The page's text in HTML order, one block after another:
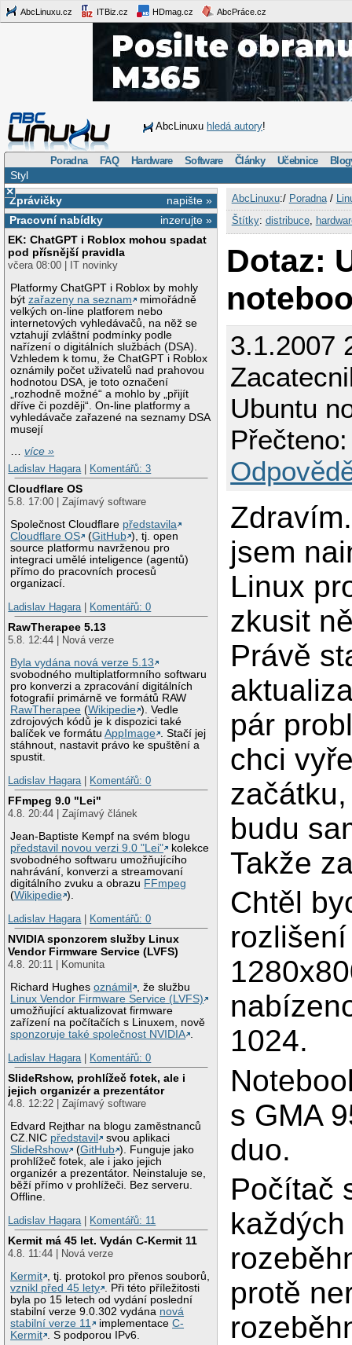
AbcLinuxu.cz ITBiz.cz HDmag.cz AbcPráce.cz
AbcLinuxu hledá autory!
Poradna FAQ Hardware Software Články Učebnice
Styl
×
napište »
Zprávičky
inzerujte »
Pracovní nabídky
EK: ChatGPT i Roblox mohou spadat
pod přísnější pravidla
včera 08:00 | IT novinky
Platformy ChatGPT i Roblox by mohly
býtzařazeny na seznam
mimořádně
velkých on-line platforem nebo
internetových vyhledávačů, na něž se
vztahují zvláštní podmínky podle
nařízení o digitálních službách (DSA).
Vzhledem k tomu, že ChatGPT i Roblox
oznámily počet uživatelů nad prahovou
hodnotou DSA, je toto označení
„rozhodně možné“ a mohlo by „přijít
dříve či později“. On-line platformy a
vyhledávače zařazené na seznamy DSA
musejí
…více »
Ladislav Hagara
Komentářů: 3
Cloudflare OS
5.8. 17:00 | Zajímavý software
Společnost Cloudflare představila
Cloudflare OS
(GitHub ), tj. open
source platformu navrženou pro
integraci umělé inteligence (agentů)
přímo do pracovních procesů
organizací.
Ladislav Hagara
Komentářů: 0
RawTherapee 5.13
5.8. 12:44 | Nová verze
Byla vydána nová verze 5.13
svobodného multiplatformního softwaru
pro konverzi a zpracování digitálních
fotografií primárně ve formátů RAW
RawTherapee (Wikipedie ). Vedle
zdrojových kódů je k dispozici také
balíček ve formátuAppImage . Stačí jej
stáhnout, nastavit právo ke spuštění a
spustit.
Ladislav Hagara
Komentářů: 0
FFmpeg 9.0 "Lei"
4.8. 20:44 | Zajímavý článek
Jean-Baptiste Kempf na svém blogu
představil novou verzi 9.0 "Lei"
kolekce
svobodného softwaru umožňujícího
nahrávání, konverzi a streamovaní
digitálního zvuku a obrazu FFmpeg
(Wikipedie ).
Ladislav Hagara
Komentářů: 0
NVIDIA sponzorem služby Linux
Vendor Firmware Service (LVFS)
4.8. 20:11 | Komunita
Richard Hughesoznámil
, že službu
Linux Vendor Firmware Service (LVFS)
umožňující aktualizovat firmware
zařízení na počítačích s Linuxem, nově
sponzoruje také společnost NVIDIA .
Ladislav Hagara | Komentářů: 0
SlideRshow, prohlížeč fotek, ale i
jejich organizér a prezentátor
4.8. 12:22 | Zajímavý software
Edvard Rejthar na blogu zaměstnanců
CZ.NIC představil
svou aplikaci
SlideRshow
(GitHub ). Funguje jako
prohlížeč fotek, ale i jako jejich
organizér a prezentátor. Neinstaluje se,
běží přímo v prohlížeči. Bez serveru.
Offline.
Ladislav Hagara | Komentářů: 11
Kermit má 45 let. Vydán C-Kermit 11
4.8. 11:44 | Nová verze
Kermit , tj. protokol pro přenos souborů,
vznikl před 45 lety . Při této příležitosti
byla po 15 letech od vydání poslední
stabilní verze 9.0.302 vydána nová
stabilní verze 11
implementaceC-
Kermit . S podporou IPv6.
AbcLinuxu:/ Poradna/
Štítky: distribuce,
Dotaz:
3.1.2007
Ubuntu
jsem
Linux
zkusit
Právě
pár
chci
budu
Takže
Chtěl
1024.
s GMA
duo.
Počítač
protě